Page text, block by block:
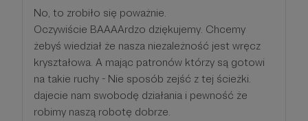
No, to zrobiło się poważnie.
Oczywiście BAAAArdzo dziękujemy. Chcemy
żebyś wiedział że nasza niezależność jest wręcz
kryształowa. A mając patronów którzy są gotowi
na takie ruchy - Nie sposób zejść z tej ścieżki.
dajecie nam swobodę działania i pewność że
robimy naszą robotę dobrze.